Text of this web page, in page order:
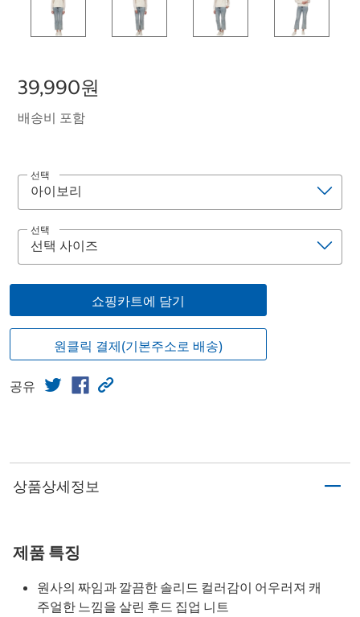
39,990원
배송비 포함
선택
선택
쇼핑카트에 담기
원클릭 결제(기본주소로 배송)
공유
상품상세정보
제품 특징
원사의 짜임과 깔끔한 솔리드 컬러감이 어우러져 캐
주얼한 느낌을 살린 후드 집업 니트